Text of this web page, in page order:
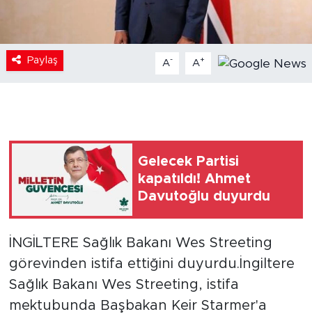
Paylaş A- A+
Gelecek Partisi
kapatıldı! Ahmet
Davutoğlu duyurdu
İNGİLTERE Sağlık Bakanı Wes Streeting
görevinden istifa ettiğini duyurdu.İngiltere
Sağlık Bakanı Wes Streeting, istifa
mektubunda Başbakan Keir Starmer'a